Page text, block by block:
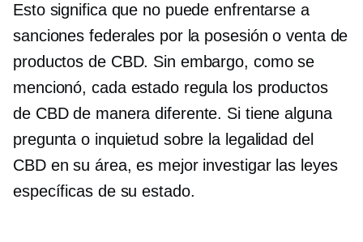
Esto significa que no puede enfrentarse a
sanciones federales por la posesión o venta de
productos de CBD. Sin embargo, como se
mencionó, cada estado regula los productos
de CBD de manera diferente. Si tiene alguna
pregunta o inquietud sobre la legalidad del
CBD en su área, es mejor investigar las leyes
específicas de su estado.